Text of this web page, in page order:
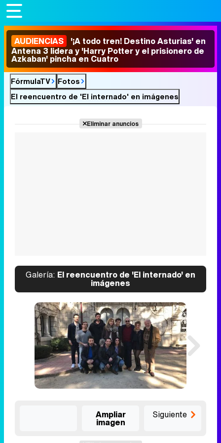
AUDIENCIAS '¡A todo tren! Destino Asturias' en
Antena 3 lidera y 'Harry Potter y el prisionero de
Azkaban' pincha en Cuatro
FórmulaTV
Fotos
El reencuentro de 'El internado' en imágenes
Eliminar anuncios
Galería: El reencuentro de 'El internado' en
imágenes
Ampliar
imagen
Siguiente